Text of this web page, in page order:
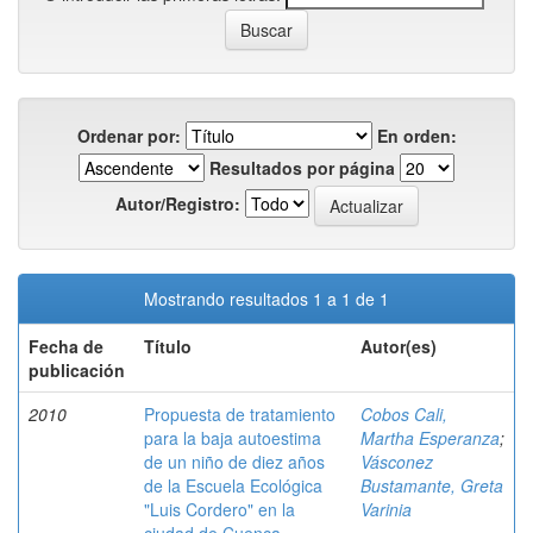
Ordenar por:
En orden:
Resultados por página
Autor/Registro:
Mostrando resultados 1 a 1 de 1
Fecha de
publicación
Título Autor(es)
2010
Propuesta de tratamiento
para la baja autoestima
de un niño de diez años
de la Escuela Ecológica
"Luis Cordero" en la
Cobos Cali,
Martha Esperanza;
Vásconez
Bustamante, Greta
Varinia